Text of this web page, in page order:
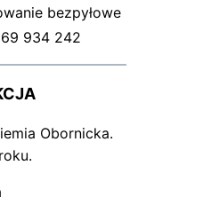
bezpyłowe
934 242
Obornicka.